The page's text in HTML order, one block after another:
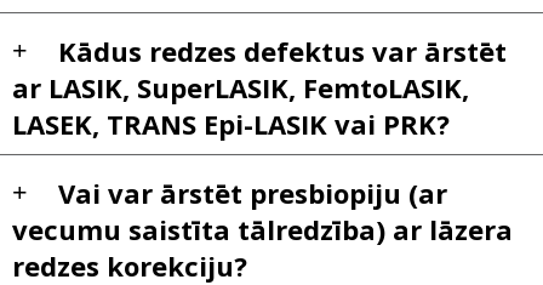
Kādus redzes defektus var ārstēt
ar LASIK, SuperLASIK, FemtoLASIK,
LASEK, TRANS Epi-LASIK vai PRK?
Vai var ārstēt presbiopiju (ar
vecumu saistīta tālredzība) ar lāzera
redzes korekciju?